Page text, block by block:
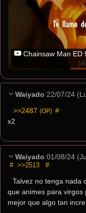
Chainsaw Man ED 9 Sub
Waiyado 22/07/24
>>2487 (OP) #
x2
Waiyado 01/08/24
# >>2513 #
Talvez no tenga nada
que animes para virgos
mejor que algo tan